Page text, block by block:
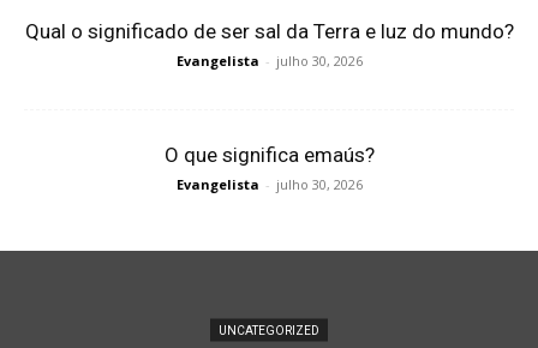
Qual o significado de ser sal da Terra e luz do mundo?
Evangelista - julho 30, 2026
O que significa emaús?
Evangelista - julho 30, 2026
UNCATEGORIZED